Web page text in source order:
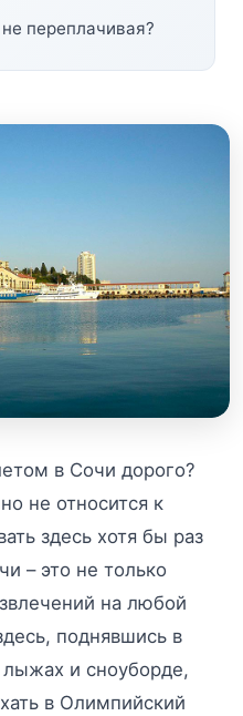
переплачивая?
в Сочи дорого?
не относится к
здесь хотя бы раз
– это не только
на любой
поднявшись в
и сноуборде,
в Олимпийский